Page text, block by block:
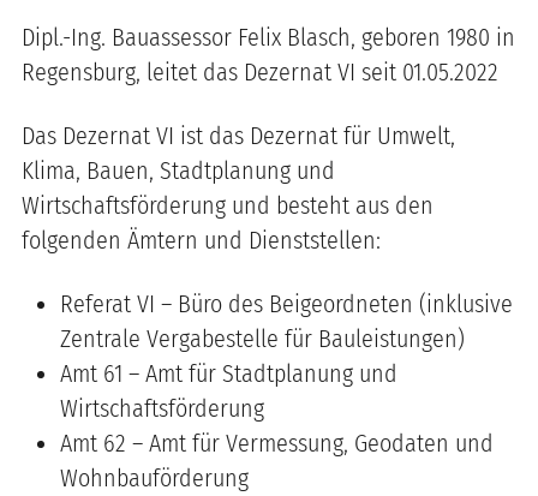
Dipl.-Ing. Bauassessor Felix Blasch, geboren 1980 in
Regensburg, leitet das Dezernat VI seit 01.05.2022
Das Dezernat VI ist das Dezernat für Umwelt,
Klima, Bauen, Stadtplanung und
Wirtschaftsförderung und besteht aus den
folgenden Ämtern und Dienststellen:
Referat VI – Büro des Beigeordneten (inklusive
Zentrale Vergabestelle für Bauleistungen)
Amt 61 – Amt für Stadtplanung und
Wirtschaftsförderung
Amt 62 – Amt für Vermessung, Geodaten und
Wohnbauförderung